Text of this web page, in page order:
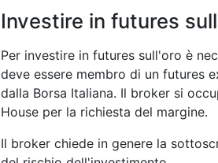
Investire in futures
Per investire in futures sull'oro è
deve essere membro di un futures
dalla Borsa Italiana. Il broker si
House per la richiesta del margine.
Il broker chiede in genere la